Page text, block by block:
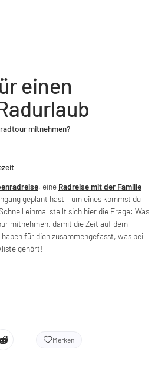
einen
mitnehmen?
, eine Radreise mit der Familie
geplant hast – um eines kommst du
einmal stellt sich hier die Frage: Was
mitnehmen, damit die Zeit auf dem
für dich zusammengefasst, was bei
gehört!
Merken